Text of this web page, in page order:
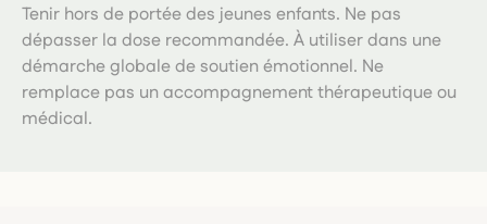
Tenir hors de portée des jeunes enfants. Ne pas
dépasser la dose recommandée. À utiliser dans une
démarche globale de soutien émotionnel. Ne
remplace pas un accompagnement thérapeutique ou
médical.